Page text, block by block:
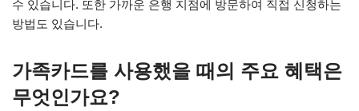
수 있습니다. 또한 가까운 은행 지점에 방문하여 직접 신청하는
방법도 있습니다.
가족카드를 사용했을 때의 주요 혜택은
무엇인가요?